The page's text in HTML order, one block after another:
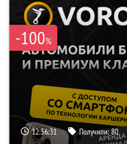
-100%
12:56:30 Получили:80